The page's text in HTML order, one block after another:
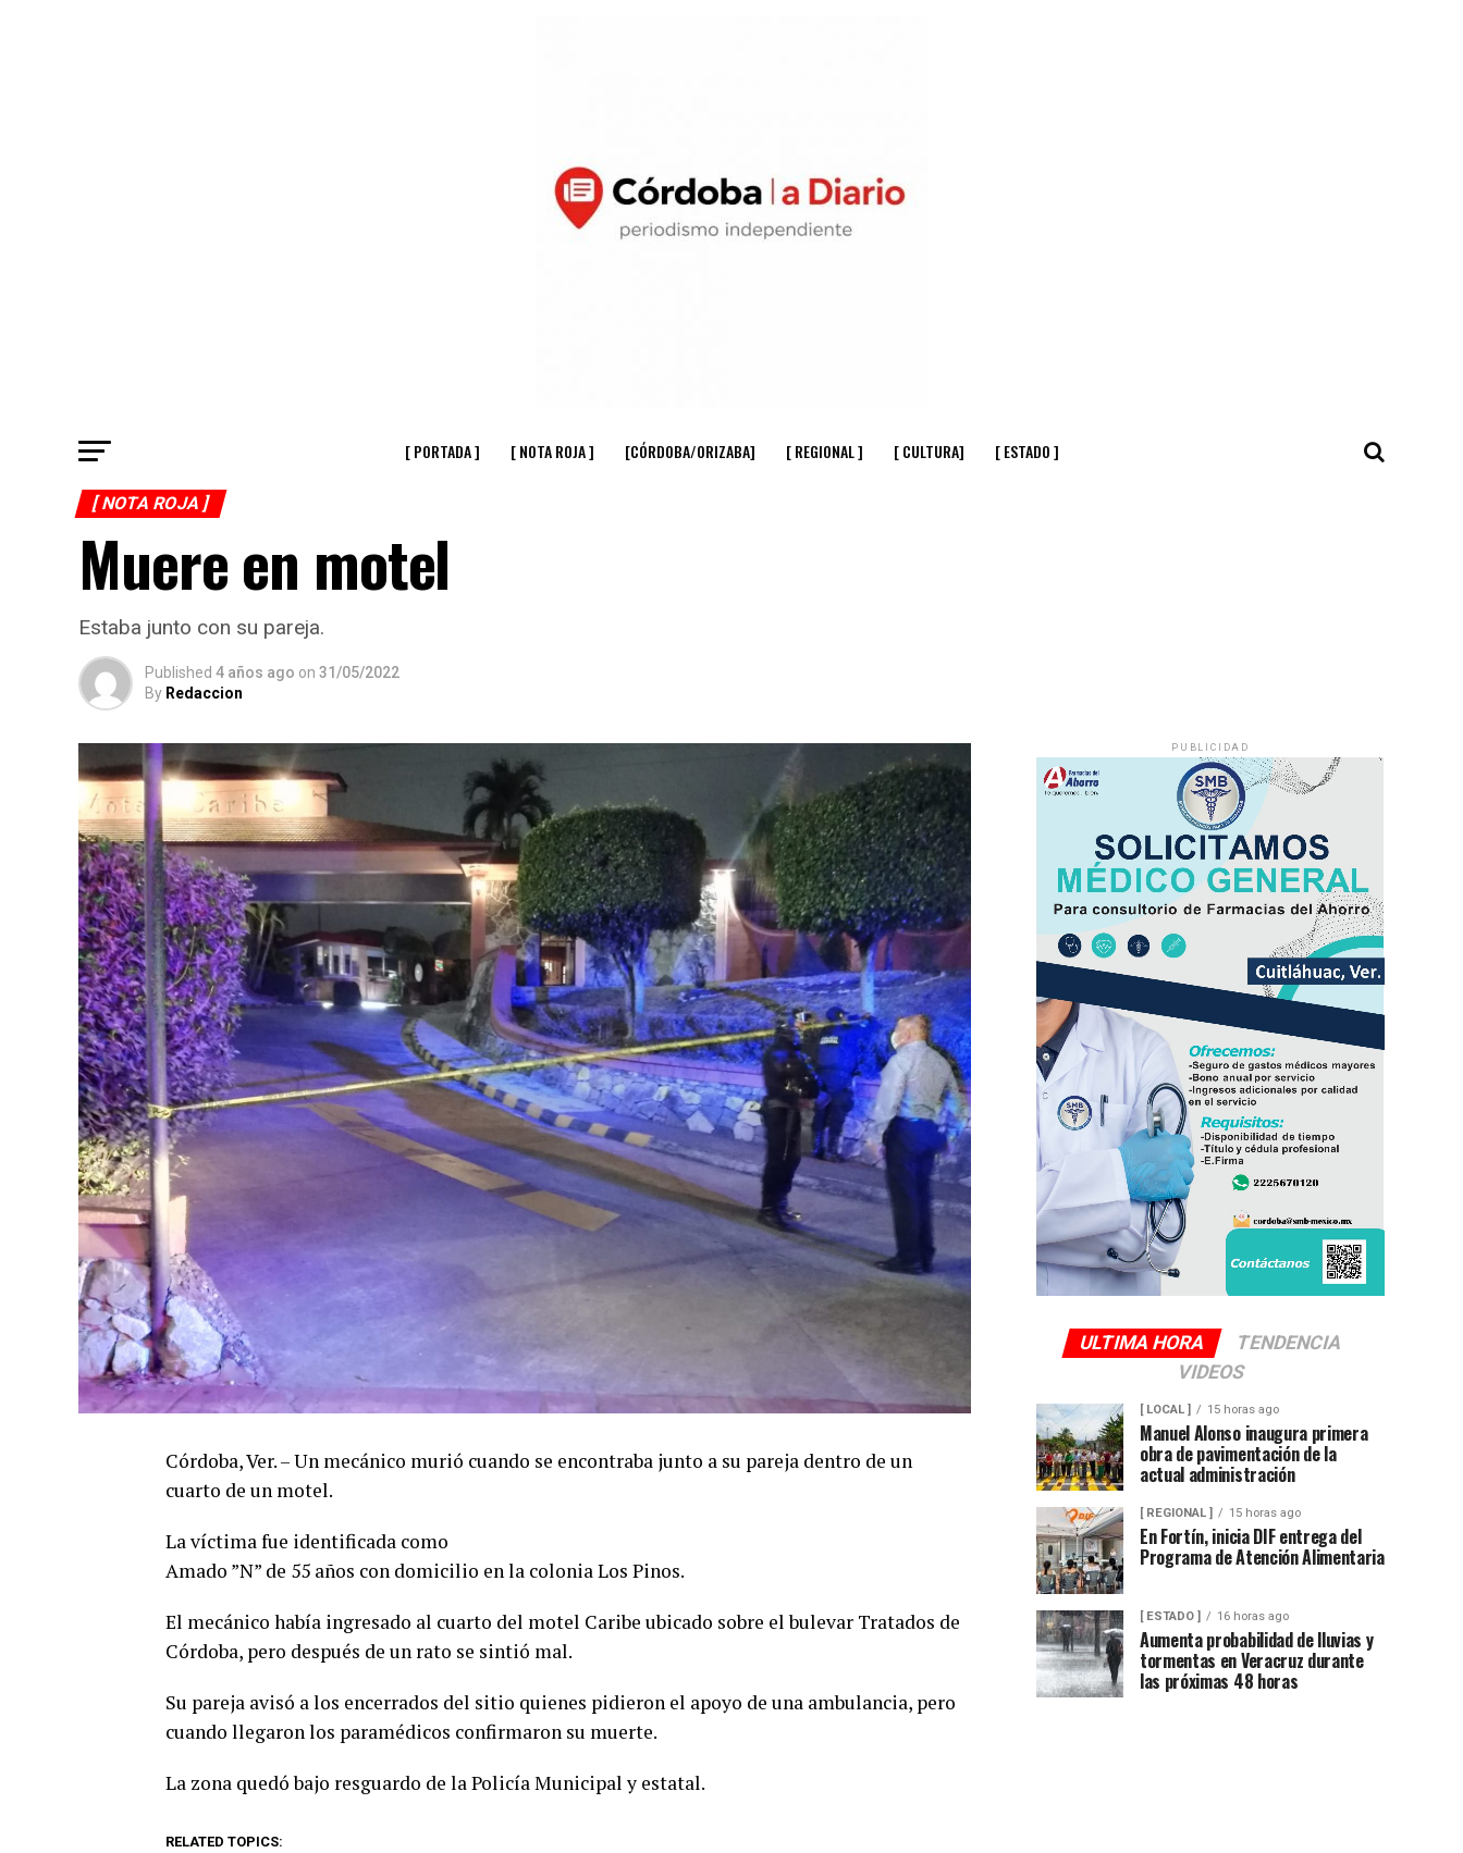
[ PORTADA ] [ NOTA ROJA ] [CÓRDOBA/ORIZABA] [ REGIONAL ] [ CULTURA] [ ESTADO ]
[ NOTA ROJA ]
Muere en motel
Estaba junto con su pareja.
Published 4 años ago on 31/05/2022
By Redaccion
Córdoba, Ver. – Un mecánico murió cuando se encontraba junto a su pareja dentro de un
cuarto de un motel.
La víctima fue identificada como
Amado ”N” de 55 años con domicilio en la colonia Los Pinos.
El mecánico había ingresado al cuarto del motel Caribe ubicado sobre el bulevar Tratados de
Córdoba, pero después de un rato se sintió mal.
Su pareja avisó a los encerrados del sitio quienes pidieron el apoyo de una ambulancia, pero
cuando llegaron los paramédicos confirmaron su muerte.
La zona quedó bajo resguardo de la Policía Municipal y estatal.
RELATED TOPICS:
PUBLICIDAD
ULTIMA HORA
TENDENCIA
VIDEOS
[ LOCAL ] 15 horas ago
Manuel Alonso inaugura primera
obra de pavimentación de la
actual administración
[ REGIONAL ] 15 horas ago
En Fortín, inicia DIF entrega del
Programa de Atención Alimentaria
[ ESTADO ] 16 horas ago
Aumenta probabilidad de lluvias y
tormentas en Veracruz durante
las próximas 48 horas